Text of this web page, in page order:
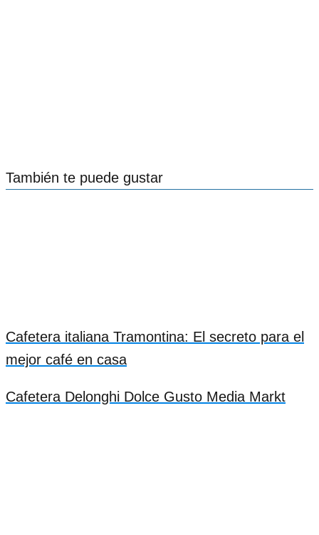
También te puede gustar
Cafetera italiana Tramontina: El secreto para el
mejor café en casa
Cafetera Delonghi Dolce Gusto Media Markt